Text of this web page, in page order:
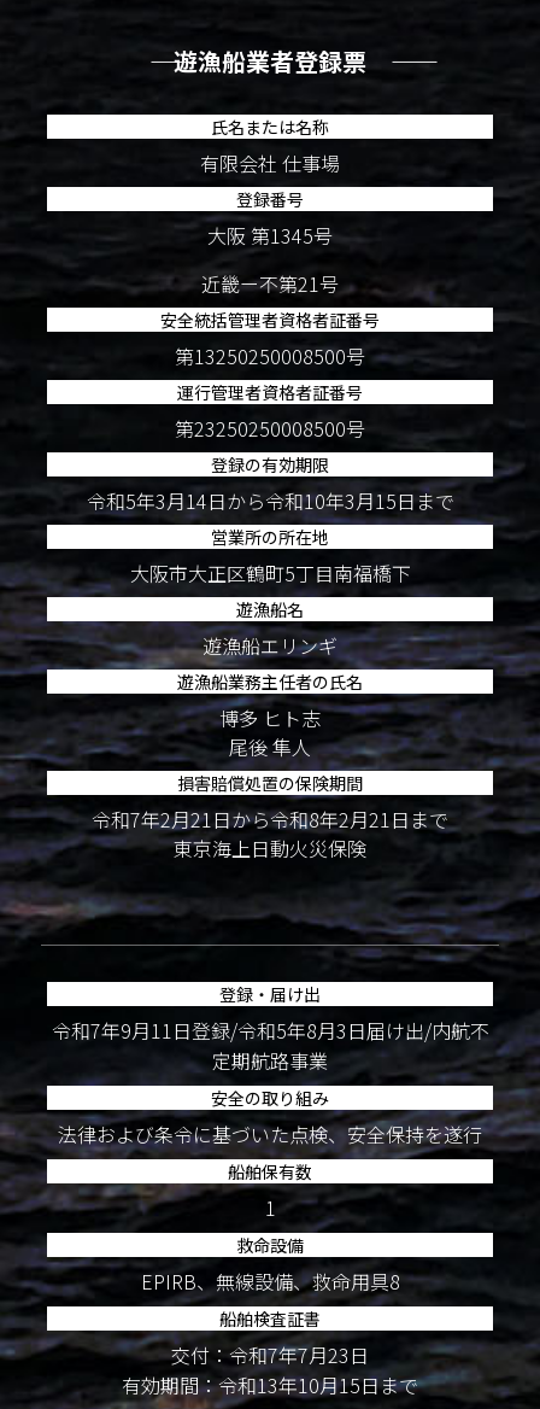
―― 遊漁船業者登録票 ――
氏名または名称
有限会社 仕事場
登録番号
大阪 第1345号
近畿ー不第21号
安全統括管理者資格者証番号
第13250250008500号
運行管理者資格者証番号
第23250250008500号
登録の有効期限
令和5年3月14日から令和10年3月15日まで
営業所の所在地
大阪市大正区鶴町5丁目南福橋下
遊漁船名
遊漁船エリンギ
遊漁船業務主任者の氏名
博多 ヒト志
尾後 隼人
損害賠償処置の保険期間
令和7年2月21日から令和8年2月21日まで
東京海上日動火災保険
登録・届け出
令和7年9月11日登録/令和5年8月3日届け出/内航不
定期航路事業
安全の取り組み
法律および条令に基づいた点検、安全保持を遂行
船舶保有数
1
救命設備
EPIRB、無線設備、救命用具8
船舶検査証書
交付：令和7年7月23日
有効期間：令和13年10月15日まで